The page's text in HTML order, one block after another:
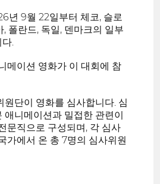
년 9월 22일부터 체코, 슬로
폴란드, 독일, 덴마크의 일부
.
메이션 영화가 이 대회에 참
원단이 영화를 심사합니다. 심
니메이션과 밀접한 관련이
문직으로 구성되며, 각 심사
가에서 온 총 7명의 심사위원